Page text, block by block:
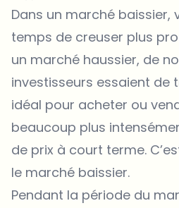
Dans un marché baissier,
temps de creuser plus
un marché haussier, de
investisseurs essaient de
idéal pour acheter ou
beaucoup plus
de prix à court terme.
le marché baissier.
Pendant la période du